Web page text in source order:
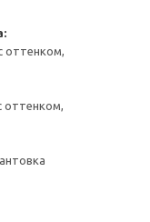
оттенком,
оттенком,